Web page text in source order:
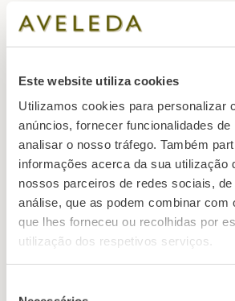
Este website utiliza cookies
Utilizamos cookies para personalizar
anúncios, fornecer funcionalidades
analisar o nosso tráfego. Também
informações acerca da sua utilização
nossos parceiros de redes sociais,
análise, que as podem combinar com
que lhes forneceu ou recolhidas por
utilização dos respetivos serviços.
• Pimento assado (verde e vermelho)
• Azeite e vinagre q.b
• Cebolinho q.b
Preparação
Step 01
Retirar a pele e as espinhas para depois
Marinar os dois filetes da cavala durante
sal grosso.
Step 02
Passar os filetes por água para retirar as
Em seguida, marinar com azeite, limão e
horas.
Step 03
Torrar uma fatia de pão, cortar os filetes